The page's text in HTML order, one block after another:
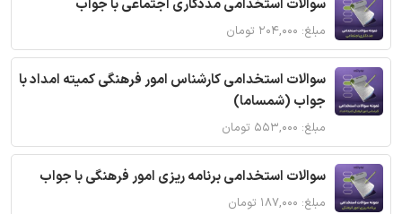
سوالات استخدامی مددکاری اجتماعی با جواب
مبلغ: ۲۰۴,۰۰۰ تومان
سوالات استخدامی کارشناس امور فرهنگی کمیته امداد با
جواب (شمساما)
مبلغ: ۵۵۳,۰۰۰ تومان
سوالات استخدامی برنامه ریزی امور فرهنگی با جواب
مبلغ: ۱۸۷,۰۰۰ تومان